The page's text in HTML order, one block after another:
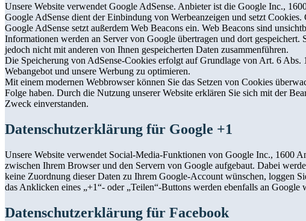
Unsere Website verwendet Google AdSense. Anbieter ist die Google Inc.,
Google AdSense dient der Einbindung von Werbeanzeigen und setzt
Google AdSense setzt außerdem Web Beacons ein. Web Beacons sind
Informationen werden an Server von Google übertragen und dort
jedoch nicht mit anderen von Ihnen gespeicherten Daten zusammenführen.
Die Speicherung von AdSense-Cookies erfolgt auf Grundlage von Art. 6
Webangebot und unsere Werbung zu optimieren.
Mit einem modernen Webbrowser können Sie das Setzen von Cookies
Folge haben. Durch die Nutzung unserer Website erklären Sie sich mit der
Zweck einverstanden.
Datenschutzerklärung für Google +1
Unsere Website verwendet Social-Media-Funktionen von Google Inc., 1600
zwischen Ihrem Browser und den Servern von Google aufgebaut. Dabei
keine Zuordnung dieser Daten zu Ihrem Google-Account wünschen, loggen
das Anklicken eines „+1“- oder „Teilen“-Buttons werden ebenfalls an Google
Datenschutzerklärung für Facebook